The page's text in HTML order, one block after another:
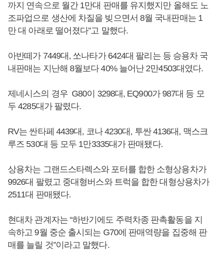
까지 연속으로 월간 1만대 판매를 유지했지만 올해도 노
조파업으로 생산에 차질을 빚으면서 8월 국내판매는 1
만 대 아래로 떨어졌다”고 말했다.
아반떼가 7449대, 쏘나타가 6424대 팔리는 등 승용차 국
내판매는 지난해 8월보다 40% 늘어난 2만4503대였다.
제네시스의 경우 G80이 3298대, EQ900가 987대 등 모
두 4285대가 팔렸다.
RV는 싼타페 4439대, 코나 4230대, 투싼 4136대, 맥스크
루즈 530대 등 모두 1만3335대가 판매됐다.
상용차는 그랜드스타렉스와 포터를 합한 소형상용차가
9926대 팔렸고 중대형버스와 트럭을 합한 대형상용차가
2511대 판매됐다.
현대차 관계자는 “하반기에도 주력차종 판촉활동을 지
속하고 9월 중순 출시되는 G70에 판매역량을 집중해 판
매를 늘릴 것”이라고 말했다.